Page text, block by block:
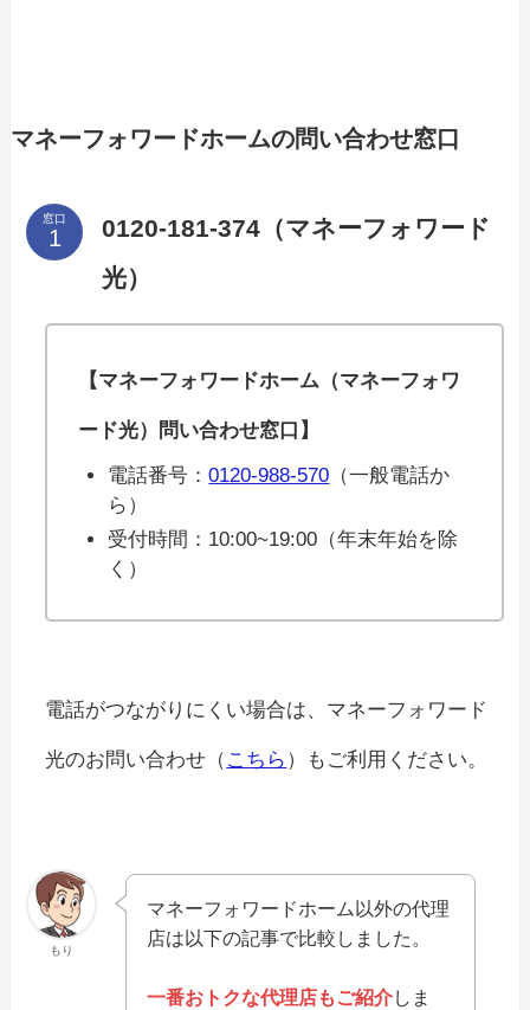
マネーフォワードホームの問い合わせ窓口
窓口
0120-181-374（マネーフォワード
光）
【マネーフォワードホーム（マネーフォワ
ード光）問い合わせ窓口】
電話番号：0120-988-570 （一般電話か
ら）
受付時間：10:00~19:00（年末年始を除
く）
電話がつながりにくい場合は、マネーフォワード
光のお問い合わせ（ こちら ）もご利用ください。
もり
マネーフォワードホーム以外の代理
店は以下の記事で比較しました。
一番おトクな代理店もご紹介しま